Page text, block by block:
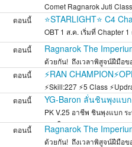
Comet Ragnarok Juti
ตอนนี้
⭐STARLIGHT⭐ C4
OBT 1 ส.ค. เริ่มที่ Chapter
สมดุล
ตอนนี้ Ragnarok The
ด้วยกัน! ️ ถึงเวลาพิสูจน์ฝีมือ
ตอนนี้
⚡RAN
⚡Skill:227 ⚡5 Class
ตอนนี้
YG-Baron ลั่นชินพุงแบก
PK V.25 อาชีพ ชินพุงแบก ร
หายใจ
ตอนนี้ Ragnarok The
ด้วยกัน! ️ ถึงเวลาพิสูจน์ฝีมือ